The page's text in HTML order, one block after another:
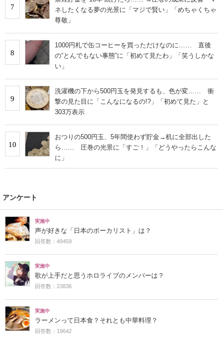
7
ネしたくなる夢の光景に「マジで賢い」「めちゃくちゃ
尊敬」
8
1000円札で缶コーヒーを買っただけなのに…… 直後
の“とんでもない事態”に「初めて見たわ」「笑うしかな
い」
9
洗濯機の下から500円玉を発見するも、色が変…… 衝
撃の見た目に「こんなになるの!?」「初めて見た」と
303万表示
10
おつりの500円玉、5年間使わず貯金→机に全部出した
ら…… 圧巻の光景に「すご！」「どうやったらこんな
に」
アンケート
実施中
声が好きな「日本のボーカリスト」は？
回答数：49459
実施中
歌が上手だと思うホロライブのメンバーは？
回答数：23836
実施中
ラーメンって日本食？それとも中華料理？
回答数：19642